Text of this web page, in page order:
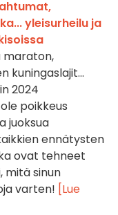
yleisurheilu ja
maraton,
kuningaslajit...
2024
poikkeus
juoksua
ennätysten
ovat tehneet
mitä sinun
varten! [Lue